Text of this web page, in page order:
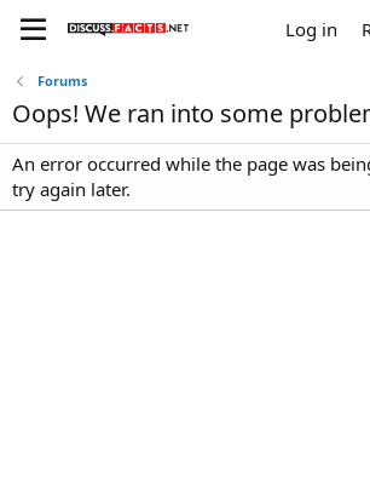
Log in
Forums
Oops! We ran into some
An error occurred while the page was
try again later.